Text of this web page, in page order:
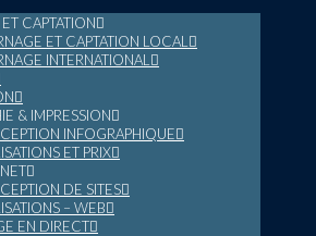
CAPTATION
ET CAPTATION LOCAL
INTERNATIONAL
& IMPRESSION
INFOGRAPHIQUE
ET PRIX
DE SITES
– WEB
EN DIRECT